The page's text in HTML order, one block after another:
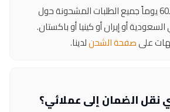
نعم. يغطي ضمان الـ60 يوماً جميع الطلبات المشحونة حول
أو إيران أو كينيا أو باكستان.
علىصفحة الشحنلدينا.
نقل الضمان إلى عملائي؟